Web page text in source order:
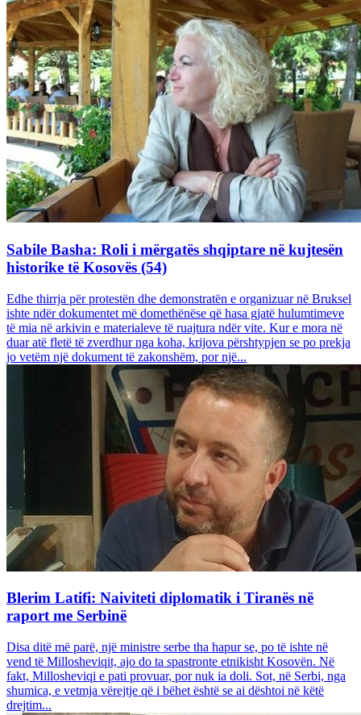
Sabile Basha: Roli i mërgatës shqiptare në kujtesën
historike të Kosovës (54)
Edhe thirrja për protestën dhe demonstratën e organizuar në Bruksel
ishte ndër dokumentet më domethënëse që hasa gjatë hulumtimeve
të mia në arkivin e materialeve të ruajtura ndër vite. Kur e mora në
duar atë fletë të zverdhur nga koha, krijova përshtypjen se po prekja
jo vetëm një dokument të zakonshëm, por një...
Blerim Latifi: Naiviteti diplomatik i Tiranës në
raport me Serbinë
Disa ditë më parë, një ministre serbe tha hapur se, po të ishte në
vend të Millosheviqit, ajo do ta spastronte etnikisht Kosovën. Në
fakt, Millosheviqi e pati provuar, por nuk ia doli. Sot, në Serbi, nga
shumica, e vetmja vërejtje që i bëhet është se ai dështoi në këtë
drejtim...